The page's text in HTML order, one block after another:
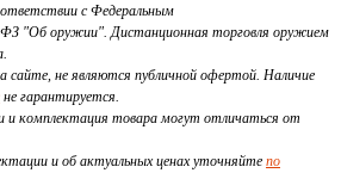
с Федеральным
"Об оружии". Дистанционная торговля оружием
сайте, не являются публичной офертой. Наличие
не гарантируется.
и комплектация товара могут отличаться от
и об актуальных ценах уточняйте по